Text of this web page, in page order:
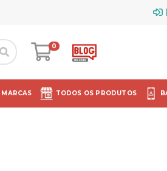
0
MARCAS TODOS OS PRODUTOS